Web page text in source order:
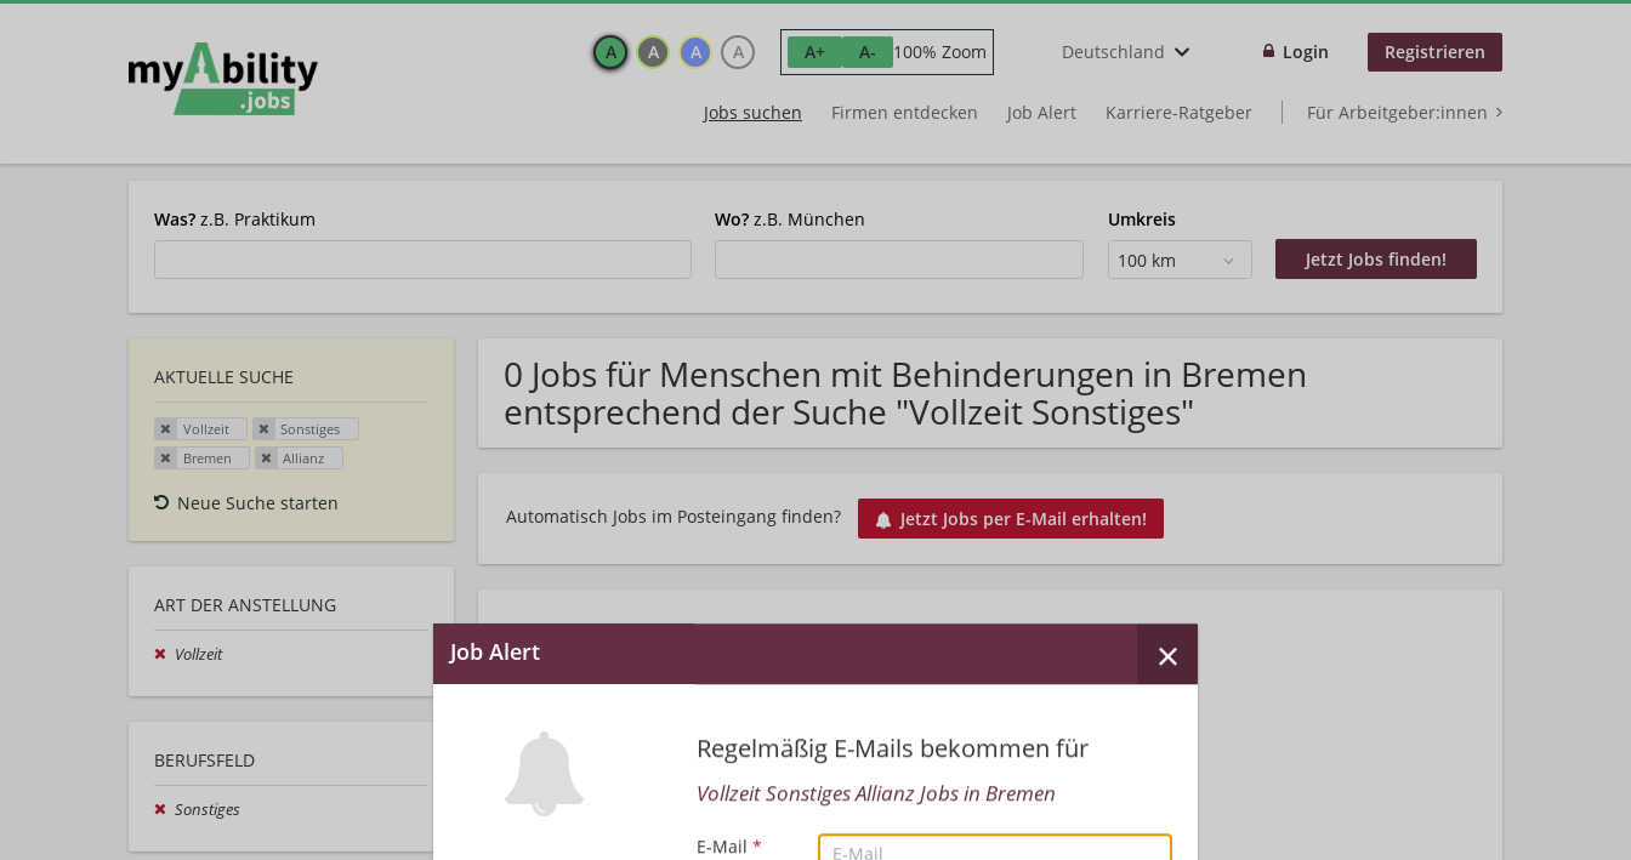
A A A A A+ A- 100% Zoom Deutschland Login Registrieren
Jobs suchen Firmen entdecken Job Alert Karriere-Ratgeber Für Arbeitgeber:innen
Was? z.B. Praktikum Wo? z.B. München
Umkreis
100 km
AKTUELLE SUCHE
Vollzeit
Sonstiges
Bremen
Allianz
Neue Suche starten
ART DER ANSTELLUNG
Vollzeit
BERUFSFELD
Sonstiges
0 Jobs für Menschen mit Behinderungen in Bremen
entsprechend der Suche "Vollzeit Sonstiges"
Automatisch Jobs im Posteingang finden? Jetzt Jobs per E-Mail erhalten!
Regelmäßig E-Mails bekommen für
Vollzeit Sonstiges Allianz Jobs in Bremen
E-Mail * Leider keine Jobs gefunden.